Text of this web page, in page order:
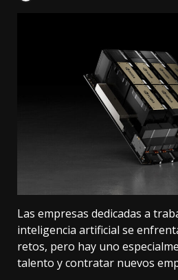
Las empresas dedicadas a
inteligencia artificial se
retos, pero hay uno
talento y contratar nuevos